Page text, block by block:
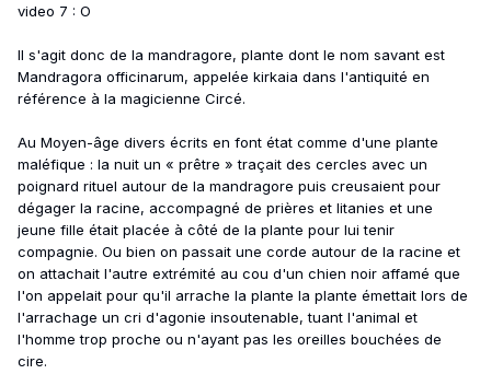
video 7 : O
Il s'agit donc de la mandragore, plante dont le nom savant est
Mandragora officinarum, appelée kirkaia dans l'antiquité en
référence à la magicienne Circé.
Au Moyen-âge divers écrits en font état comme d'une plante
maléfique : la nuit un « prêtre » traçait des cercles avec un
poignard rituel autour de la mandragore puis creusaient pour
dégager la racine, accompagné de prières et litanies et une
jeune fille était placée à côté de la plante pour lui tenir
compagnie. Ou bien on passait une corde autour de la racine et
on attachait l'autre extrémité au cou d'un chien noir affamé que
l'on appelait pour qu'il arrache la plante la plante émettait lors de
l'arrachage un cri d'agonie insoutenable, tuant l'animal et
l'homme trop proche ou n'ayant pas les oreilles bouchées de
cire.